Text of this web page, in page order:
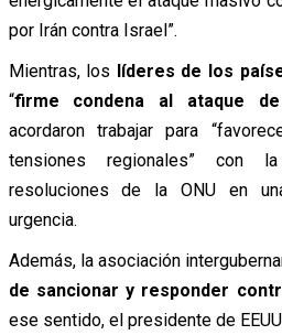
por Irán contra Israel”.
Mientras, los líderes de los
“firme condena al ataque
acordaron trabajar para
tensiones regionales” con
resoluciones de la ONU en
urgencia.
Además, la asociación
de sancionar y responder
ese sentido, el presidente de